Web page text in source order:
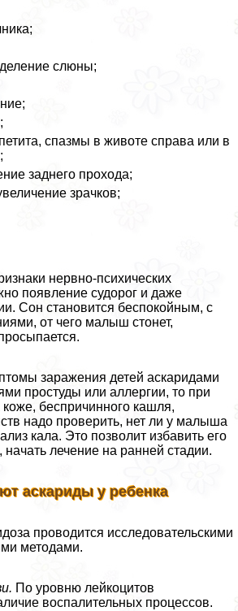
слюны;
спазмы в животе справа или в
заднего прохода;
зрачков;
нервно-психических
появление судорог и даже
Сон становится беспокойным, с
от чего малыш стонет,
заражения детей аскаридами
простуды или аллергии, то при
беспричинного кашля,
надо проверить, нет ли у малыша
кала. Это позволит избавить его
лечение на ранней стадии.
аскариды у ребенка
проводится исследовательскими
методами.
По уровню лейкоцитов
воспалительных процессов.